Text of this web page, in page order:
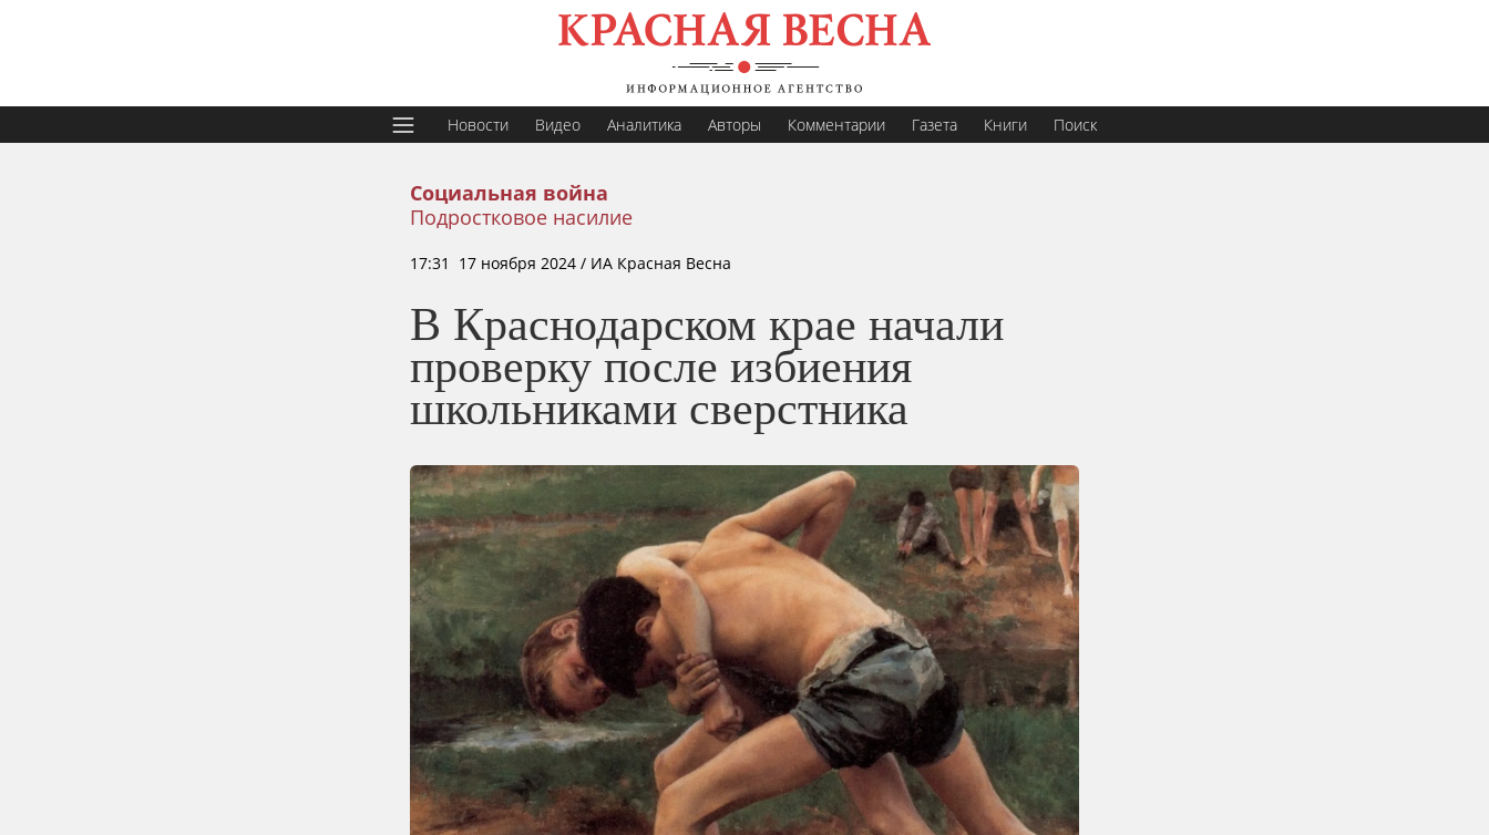
Новости Видео Аналитика Авторы Комментарии Газета Книги Поиск
Социальная война
Подростковое насилие
17:31 17 ноября 2024 / ИА Красная Весна
В Краснодарском крае начали
проверку после избиения
школьниками сверстника